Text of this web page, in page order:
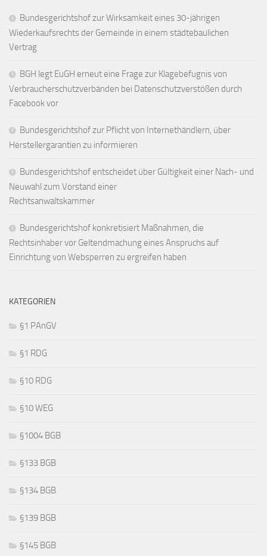
Bundesgerichtshof zur Wirksamkeit eines 30-jährigen
Wiederkaufsrechts der Gemeinde in einem städtebaulichen
Vertrag
BGH legt EuGH erneut eine Frage zur Klagebefugnis von
Verbraucherschutzverbänden bei Datenschutzverstößen durch
Facebook vor
Bundesgerichtshof zur Pflicht von Internethändlern, über
Herstellergarantien zu informieren
Bundesgerichtshof entscheidet über Gültigkeit einer Nach- und
Neuwahl zum Vorstand einer
Rechtsanwaltskammer
Bundesgerichtshof konkretisiert Maßnahmen, die
Rechtsinhaber vor Geltendmachung eines Anspruchs auf
Einrichtung von Websperren zu ergreifen haben
KATEGORIEN
§1 PAnGV
§1 RDG
§10 RDG
§10 WEG
§1004 BGB
§133 BGB
§134 BGB
§139 BGB
§145 BGB